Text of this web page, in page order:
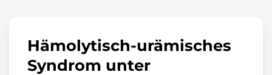
Hämolytisch-urämisches
Syndrom unter